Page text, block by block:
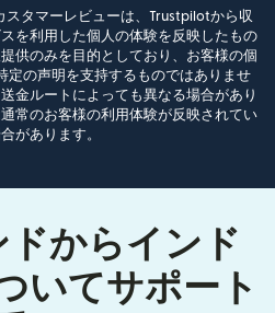
スタマーレビューは、Trustpilotから収
を利用した個人の体験を反映したもの
供のみを目的としており、お客様の個
定の声明を支持するものではありませ
金ルートによっても異なる場合があり
常のお客様の利用体験が反映されてい
があります。
からインド
いてサポート